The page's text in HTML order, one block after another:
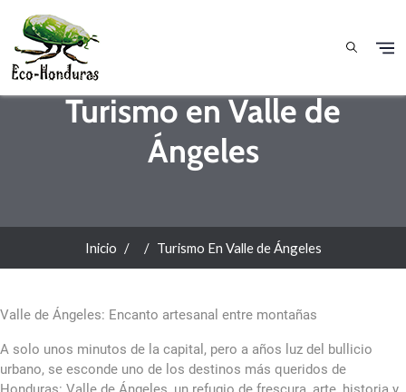
Turismo en Valle de
Ángeles
Inicio Turismo En Valle de Ángeles
Valle de Ángeles: Encanto artesanal entre montañas
A solo unos minutos de la capital, pero a años luz del bullicio
urbano, se esconde uno de los destinos más queridos de